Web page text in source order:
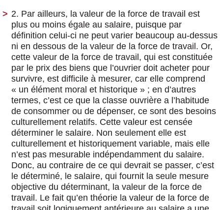
2. Par ailleurs, la valeur de la force de travail est
plus ou moins égale au salaire, puisque par
définition celui-ci ne peut varier beaucoup au-dessus
ni en dessous de la valeur de la force de travail. Or,
cette valeur de la force de travail, qui est constituée
par le prix des biens que l’ouvrier doit acheter pour
survivre, est difficile à mesurer, car elle comprend
« un élément moral et historique » ; en d’autres
termes, c’est ce que la classe ouvrière a l’habitude
de consommer ou de dépenser, ce sont des besoins
culturellement relatifs. Cette valeur est censée
déterminer le salaire. Non seulement elle est
culturellement et historiquement variable, mais elle
n’est pas mesurable indépendamment du salaire.
Donc, au contraire de ce qui devrait se passer, c’est
le déterminé, le salaire, qui fournit la seule mesure
objective du déterminant, la valeur de la force de
travail. Le fait qu’en théorie la valeur de la force de